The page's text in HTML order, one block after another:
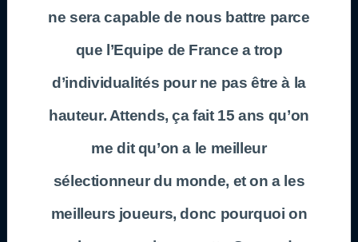
ne sera capable de nous battre parce
que l’Equipe de France a trop
d’individualités pour ne pas être à la
hauteur. Attends, ça fait 15 ans qu’on
me dit qu’on a le meilleur
sélectionneur du monde, et on a les
meilleurs joueurs, donc pourquoi on